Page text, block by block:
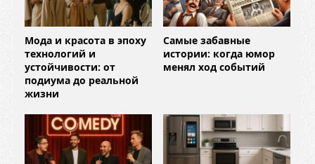
Мода и красота в эпоху
технологий и
устойчивости: от
подиума до реальной
жизни
Самые забавные
истории: когда юмор
менял ход событий